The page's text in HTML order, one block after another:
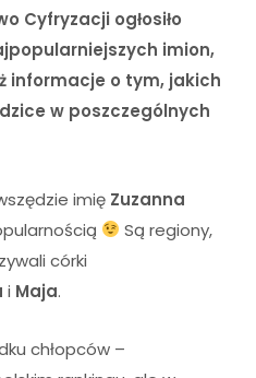
Cyfryzacji ogłosiło
imion,
informacje o tym, jakich
w poszczególnych
imię Zuzanna
Są regiony,
córki
i Maja.
chłopców –